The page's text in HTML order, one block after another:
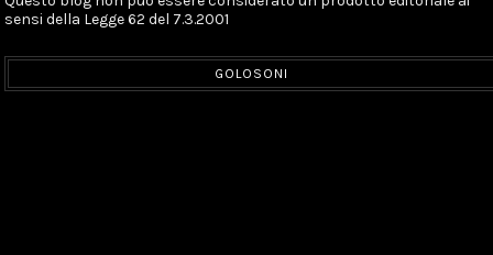
sensi della Legge 62 del 7.3.2001
GOLOSONI